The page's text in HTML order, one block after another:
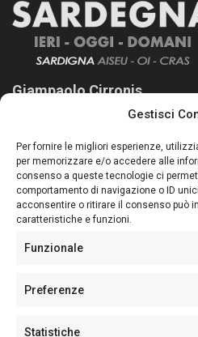
Gestisci
Per fornire le migliori esperienze,
per memorizzare e/o accedere alle
consenso a queste tecnologie ci
comportamento di navigazione o ID
acconsentire o ritirare il consenso può
caratteristiche e funzioni.
Funzionale
Preferenze
Statistiche
Giampaolo Cirronis
Sardegna Ieri-Oggi-Domani nasce
lettori su quanto accade in
nostro passato e, soprattutto, al
Follow Us
Sede:Via Cristoforo Colombo
Partita IVA02270380922